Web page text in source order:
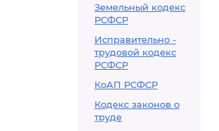
Земельный кодекс
РСФСР
Исправительно -
трудовой кодекс
РСФСР
КоАП РСФСР
Кодекс законов о
труде